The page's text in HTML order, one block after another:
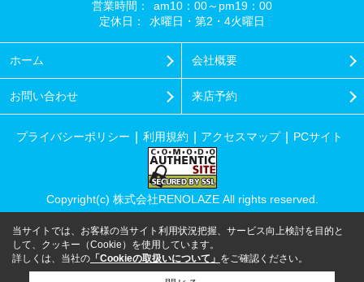
営業時間：
am10：00～pm19：00
定休日：
水曜日・第2・4火曜日
ホーム 会社概要
お問い合わせ 来店予約
プライバシーポリシー 利用規約 アクセスマップ PCサイト
Copyright(c) 株式会社RENOLAZE All rights reserved.
当サイトでは、お客様の当サイト利用状況把握、サービス向上検討を目的と
して、クッキー（Cookie）を使用しています。
詳しくは、当社の 「Cookieの取扱いについて」 をご確認ください。